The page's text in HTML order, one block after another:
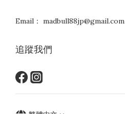
Email： madbull88jp@gmail.com
追蹤我們